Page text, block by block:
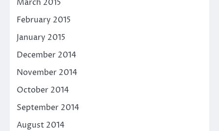
March 2015
February 2015
January 2015
December 2014
November 2014
October 2014
September 2014
August 2014